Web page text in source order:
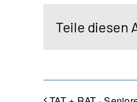
Teile diesen